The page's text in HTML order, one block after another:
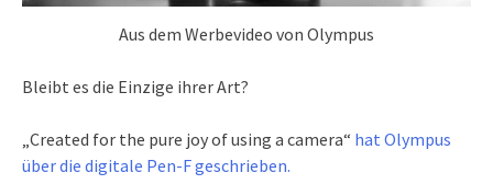
Aus dem Werbevideo von Olympus
Bleibt es die Einzige ihrer Art?
„Created for the pure joy of using a camera“ hat Olympus
über die digitale Pen-F geschrieben.